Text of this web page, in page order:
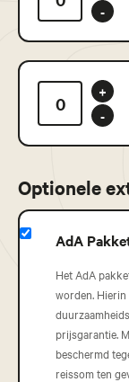
-
+
-
Optionele
AdA
Het AdA
worden. Hierin
prijsgarantie.
beschermd
reissom ten